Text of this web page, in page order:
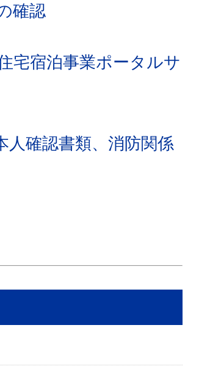
確認
宅宿泊事業ポータルサ
人確認書類、消防関係